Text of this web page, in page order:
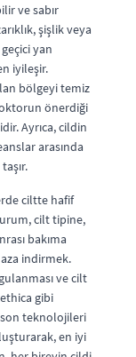
ve sabır
şişlik veya
yan
iyileşir.
bölgeyi temiz
önerdiği
Ayrıca, cildin
arasında
ciltte hafif
cilt tipine,
bakıma
indirmek.
ve cilt
gibi
teknolojileri
en iyi